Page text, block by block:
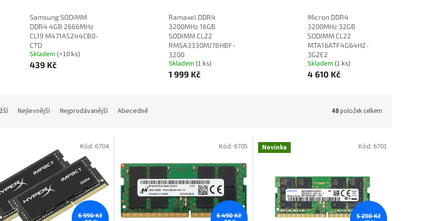
Samsung SODIMM
DDR4 4GB 2666MHz
CL19 M471A5244CB0-
CTD
Skladem (>10 ks)
439 Kč
Ramaxel DDR4
3200MHz 16GB
SODIMM CL22
RMSA3330MJ78HBF-
3200
Skladem (1 ks)
1 999 Kč
Micron DDR4
3200MHz 32GB
SODIMM CL22
MTA16ATF4G64HZ-
3G2E2
Skladem (1 ks)
4 610 Kč
Nejlevnější Nejprodávanější Abecedně 48položek celkem
6 990 Kč
Kód: 6704
6 490 Kč
Kód: 6705 Novinka
5 290 Kč
Kód: 6701